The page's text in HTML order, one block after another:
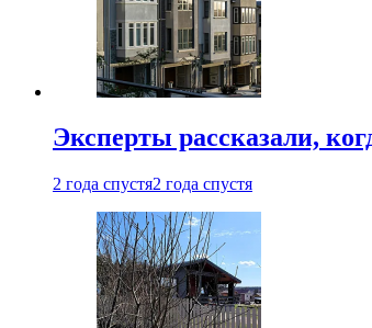
Эксперты рассказали,
2 года спустя2 года спустя